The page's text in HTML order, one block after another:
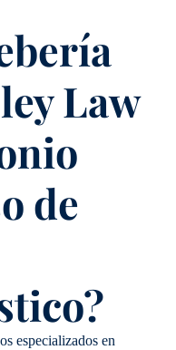
Law
de
especializados en